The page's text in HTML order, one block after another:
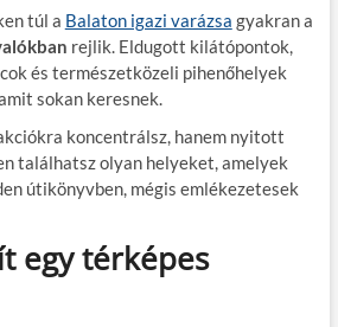
túl a Balaton igazi varázsa gyakran a
rejlik. Eldugott kilátópontok,
és természetközeli pihenőhelyek
sokan keresnek.
koncentrálsz, hanem nyitott
találhatsz olyan helyeket, amelyek
útikönyvben, mégis emlékezetesek
egy térképes